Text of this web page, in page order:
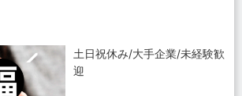
土日祝休み/大手企業/未経験歓
迎